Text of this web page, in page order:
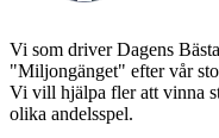
Vi som driver Dagens
"Miljongänget" efter vår
Vi vill hjälpa fler att vinna
olika andelsspel.